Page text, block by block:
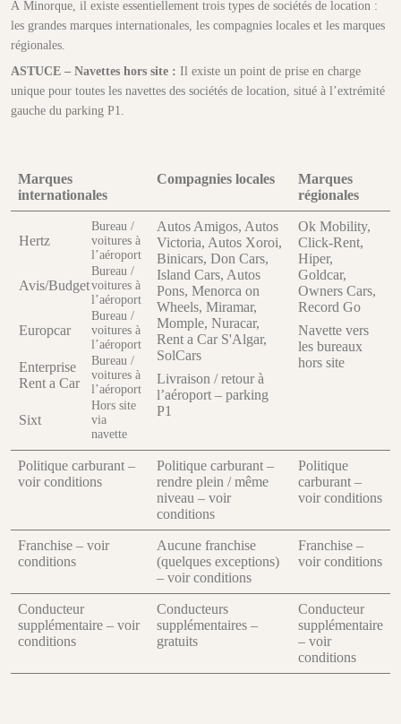
À Minorque, il existe essentiellement trois types de sociétés de location :
les grandes marques internationales, les compagnies locales et les marques
régionales.
ASTUCE – Navettes hors site : Il existe un point de prise en charge
unique pour toutes les navettes des sociétés de location, situé à l’extrémité
gauche du parking P1.
Marques
internationales
Compagnies locales
Marques
régionales
Hertz
Bureau /
voitures à
l’aéroport
Avis/Budget
Bureau /
voitures à
l’aéroport
Europcar
Bureau /
voitures à
l’aéroport
Enterprise
Rent a Car
Bureau /
voitures à
l’aéroport
Sixt
Hors site
via
navette
Autos Amigos, Autos
Victoria, Autos Xoroi,
Binicars, Don Cars,
Island Cars, Autos
Pons, Menorca on
Wheels, Miramar,
Momple, Nuracar,
Rent a Car S'Algar,
SolCars
Livraison / retour à
l’aéroport – parking
P1
Ok Mobility,
Click-Rent,
Hiper,
Goldcar,
Owners Cars,
Record Go
Navette vers
les bureaux
hors site
Politique carburant –
voir conditions
Politique carburant –
rendre plein / même
niveau – voir
conditions
Politique
carburant –
voir conditions
Franchise – voir
conditions
Aucune franchise
(quelques exceptions)
– voir conditions
Franchise –
voir conditions
Conducteur
supplémentaire – voir
conditions
Conducteurs
supplémentaires –
gratuits
Conducteur
supplémentaire
– voir
conditions